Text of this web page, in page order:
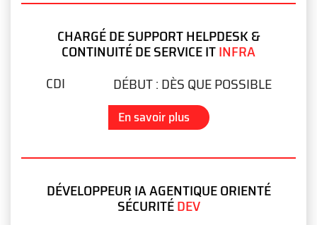
CHARGÉ DE SUPPORT HELPDESK &
CONTINUITÉ DE SERVICE ITINFRA
CDI
DÉBUT :DÈS QUE POSSIBLE
En savoir plus
DÉVELOPPEUR IA AGENTIQUE ORIENTÉ
SÉCURITÉDEV